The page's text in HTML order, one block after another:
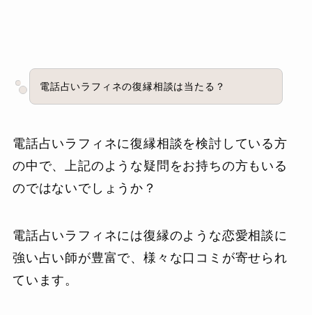
電話占いラフィネの復縁相談は当たる？
電話占いラフィネに復縁相談を検討している方
の中で、上記のような疑問をお持ちの方もいる
のではないでしょうか？
電話占いラフィネには復縁のような恋愛相談に
強い占い師が豊富で、様々な口コミが寄せられ
ています。